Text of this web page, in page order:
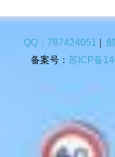
QQ：787424051
备案号： 苏ICP备